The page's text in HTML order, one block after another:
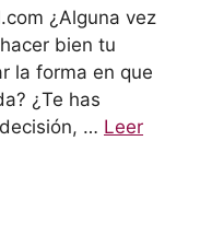
¿Alguna vez
bien tu
la forma en que
¿Te has
… Leer